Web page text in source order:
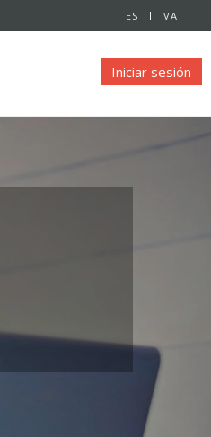
ES VA
Iniciar sesión